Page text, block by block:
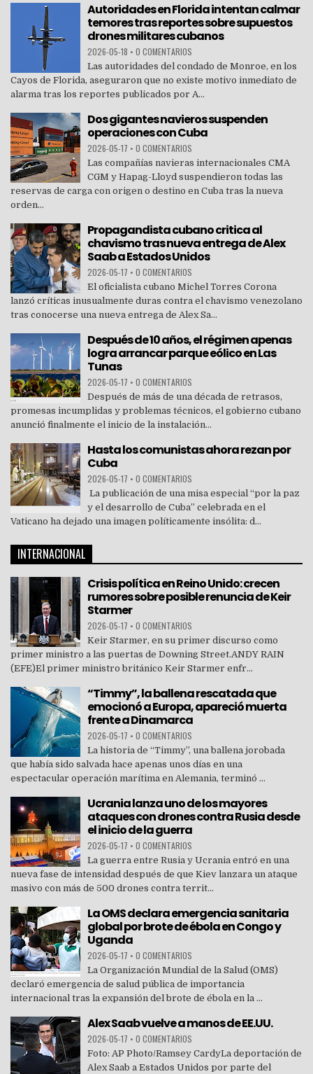
Autoridades en Florida intentan calmar
temores tras reportes sobre supuestos
drones militares cubanos
2026-05-18 • 0 COMENTARIOS
Las autoridades del condado de Monroe, en los
Cayos de Florida, aseguraron que no existe motivo inmediato de
alarma tras los reportes publicados por A...
Dos gigantes navieros suspenden
operaciones con Cuba
2026-05-17 • 0 COMENTARIOS
Las compañías navieras internacionales CMA
CGM y Hapag-Lloyd suspendieron todas las
reservas de carga con origen o destino en Cuba tras la nueva
orden...
Propagandista cubano critica al
chavismo tras nueva entrega de Alex
Saab a Estados Unidos
2026-05-17 • 0 COMENTARIOS
El oficialista cubano Michel Torres Corona
lanzó críticas inusualmente duras contra el chavismo venezolano
tras conocerse una nueva entrega de Alex Sa...
Después de 10 años, el régimen apenas
logra arrancar parque eólico en Las
Tunas
2026-05-17 • 0 COMENTARIOS
Después de más de una década de retrasos,
promesas incumplidas y problemas técnicos, el gobierno cubano
anunció finalmente el inicio de la instalación...
Hasta los comunistas ahora rezan por
Cuba
2026-05-17 • 0 COMENTARIOS
La publicación de una misa especial “por la paz
y el desarrollo de Cuba” celebrada en el
Vaticano ha dejado una imagen políticamente insólita: d...
INTERNACIONAL
Crisis política en Reino Unido: crecen
rumores sobre posible renuncia de Keir
Starmer
2026-05-17 • 0 COMENTARIOS
Keir Starmer, en su primer discurso como
primer ministro a las puertas de Downing Street.ANDY RAIN
(EFE)El primer ministro británico Keir Starmer enfr...
“Timmy”, la ballena rescatada que
emocionó a Europa, apareció muerta
frente a Dinamarca
2026-05-17 • 0 COMENTARIOS
La historia de “Timmy”, una ballena jorobada
que había sido salvada hace apenas unos días en una
espectacular operación marítima en Alemania, terminó ...
Ucrania lanza uno de los mayores
ataques con drones contra Rusia desde
el inicio de la guerra
2026-05-17 • 0 COMENTARIOS
La guerra entre Rusia y Ucrania entró en una
nueva fase de intensidad después de que Kiev lanzara un ataque
masivo con más de 500 drones contra territ...
La OMS declara emergencia sanitaria
global por brote de ébola en Congo y
Uganda
2026-05-17 • 0 COMENTARIOS
La Organización Mundial de la Salud (OMS)
declaró emergencia de salud pública de importancia
internacional tras la expansión del brote de ébola en la ...
Alex Saab vuelve a manos de EE.UU.
2026-05-17 • 0 COMENTARIOS
Foto: AP Photo/Ramsey CardyLa deportación de
Alex Saab a Estados Unidos por parte del